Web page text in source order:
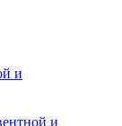
и
и